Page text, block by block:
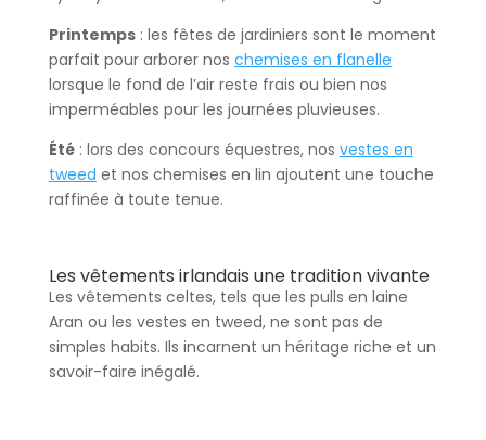
Printemps: les fêtes de jardiniers sont le moment
parfait pour arborer nos chemises en flanelle
lorsque le fond de l’air reste frais ou bien nos
imperméables pour les journées pluvieuses.
Été: lors des concours équestres, nos vestes en
tweed et nos chemises en lin ajoutent une touche
raffinée à toute tenue.
Les vêtements irlandais une tradition vivante
Les vêtements celtes, tels que les pulls en laine
Aran ou les vestes en tweed, ne sont pas de
simples habits. Ils incarnent un héritage riche et un
savoir-faire inégalé.